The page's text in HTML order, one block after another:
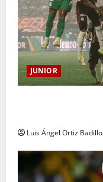
JUNIOR
Luis Ángel Ortiz Badillo